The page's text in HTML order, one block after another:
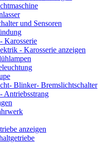
und Sensoren
Karosserie
- Karosserie anzeigen
Blinker- Bremslichtschalter
Antriebsstrang
anzeigen